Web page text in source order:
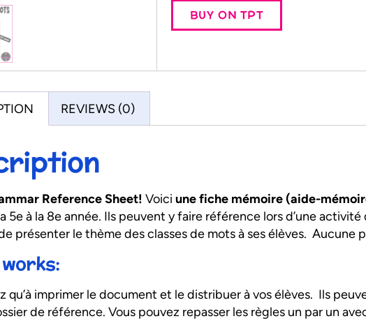
BUY ON TPT
REVIEWS (0)
Reference Sheet! Voici une fiche mémoire (aide-
5e à la 8e année. Ils peuvent y faire référence lors d’une activité
présenter le thème des classes de mots à ses élèves. Aucune
qu’à imprimer le document et le distribuer à vos élèves. Ils
de référence. Vous pouvez repasser les règles un par un